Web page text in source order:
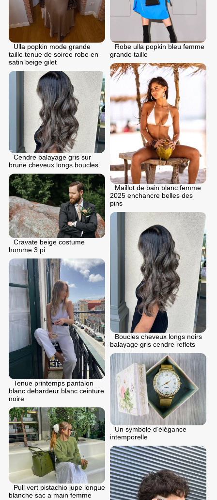
Ulla popkin mode grande
taille tenue de soiree robe en
satin beige gilet
Robe ulla popkin bleu femme
grande taille
Maillot de bain blanc femme
2025 enchancre belles des
pins
Cendre balayage gris sur
brune cheveux longs boucles
Cravate beige costume
homme 3 pi
Boucles cheveux longs noirs
balayage gris cendre reflets
Tenue printemps pantalon
blanc debardeur blanc ceinture
noire
Un symbole d’élégance
intemporelle
Pull vert pistachio jupe longue
blanche sac a main femme